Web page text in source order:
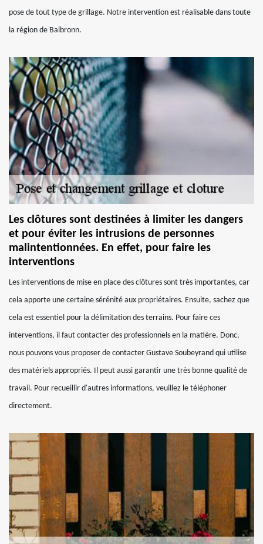
pose de tout type de grillage. Notre intervention est réalisable dans toute
la région de Balbronn.
Les clôtures sont destinées à limiter les dangers
et pour éviter les intrusions de personnes
malintentionnées. En effet, pour faire les
interventions
Les interventions de mise en place des clôtures sont très importantes, car
cela apporte une certaine sérénité aux propriétaires. Ensuite, sachez que
cela est essentiel pour la délimitation des terrains. Pour faire ces
interventions, il faut contacter des professionnels en la matière. Donc,
nous pouvons vous proposer de contacter Gustave Soubeyrand qui utilise
des matériels appropriés. Il peut aussi garantir une très bonne qualité de
travail. Pour recueillir d'autres informations, veuillez le téléphoner
directement.